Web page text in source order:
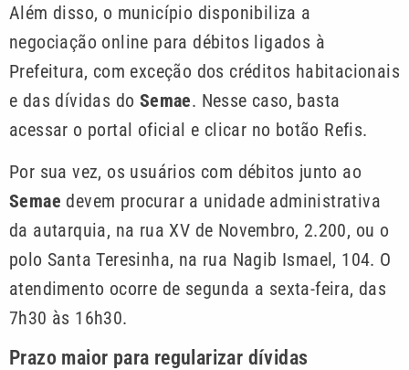
Além disso, o município disponibiliza a
negociação online para débitos ligados à
Prefeitura, com exceção dos créditos habitacionais
e das dívidas do Semae. Nesse caso, basta
acessar o portal oficial e clicar no botão Refis.
Por sua vez, os usuários com débitos junto ao
Semae devem procurar a unidade administrativa
da autarquia, na rua XV de Novembro, 2.200, ou o
polo Santa Teresinha, na rua Nagib Ismael, 104. O
atendimento ocorre de segunda a sexta-feira, das
7h30 às 16h30.
Prazo maior para regularizar dívidas